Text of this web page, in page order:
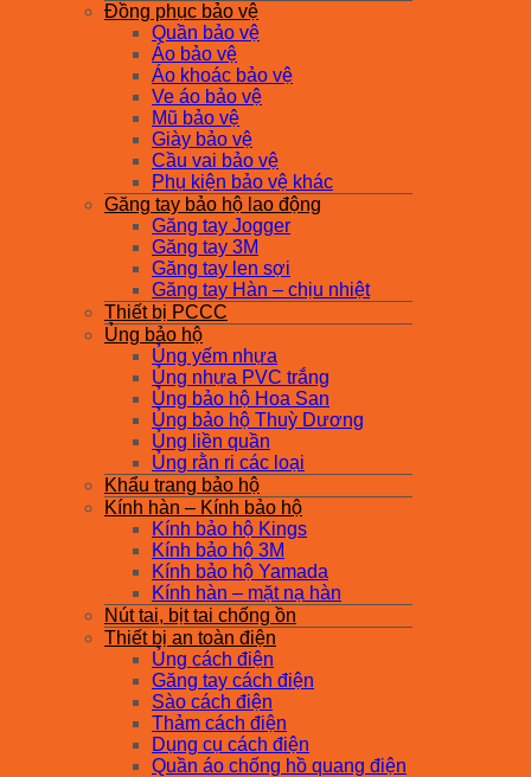
Đồng phục bảo vệ
Quần bảo vệ
Áo bảo vệ
Áo khoác bảo vệ
Ve áo bảo vệ
Mũ bảo vệ
Giày bảo vệ
Cầu vai bảo vệ
Phụ kiện bảo vệ khác
Găng tay bảo hộ lao động
Găng tay Jogger
Găng tay 3M
Găng tay len sợi
Găng tay Hàn – chịu nhiệt
Thiết bị PCCC
Ủng bảo hộ
Ủng yếm nhựa
Ủng nhựa PVC trắng
Ủng bảo hộ Hoa San
Ủng bảo hộ Thuỳ Dương
Ủng liền quần
Ủng rằn ri các loại
Khẩu trang bảo hộ
Kính hàn – Kính bảo hộ
Kính bảo hộ Kings
Kính bảo hộ 3M
Kính bảo hộ Yamada
Kính hàn – mặt nạ hàn
Nút tai, bịt tai chống ồn
Thiết bị an toàn điện
Ủng cách điện
Găng tay cách điện
Sào cách điện
Thảm cách điện
Dụng cụ cách điện
Quần áo chống hồ quang điện